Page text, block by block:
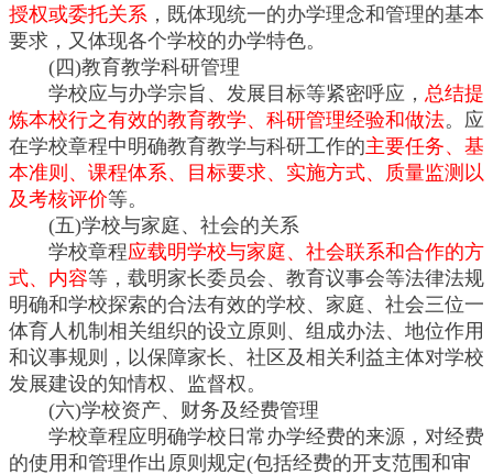
授权或委托关系 ，既体现统一的办学理念和管理的基本
要求，又体现各个学校的办学特色。
(四)教育教学科研管理
学校应与办学宗旨、发展目标等紧密呼应， 总结提
炼本校行之有效的教育教学、科研管理经验和做法。应
在学校章程中明确教育教学与科研工作的主要任务、基
本准则、课程体系、目标要求、实施方式、质量监测以
及考核评价等。
(五)学校与家庭、社会的关系
学校章程应载明学校与家庭、社会联系和合作的方
式、内容等，载明家长委员会、教育议事会等法律法规
明确和学校探索的合法有效的学校、家庭、社会三位一
体育人机制相关组织的设立原则、组成办法、地位作用
和议事规则，以保障家长、社区及相关利益主体对学校
发展建设的知情权、监督权。
(六)学校资产、财务及经费管理
学校章程应明确学校日常办学经费的来源，对经费
的使用和管理作出原则规定(包括经费的开支范围和审